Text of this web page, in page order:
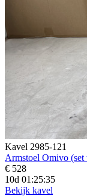
Kavel 2985-121
Armstoel Omivo
€ 528
10d 01:25:33
Bekijk kavel